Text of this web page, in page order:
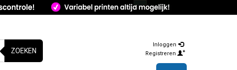
ZOEKEN
Inloggen
Registreren